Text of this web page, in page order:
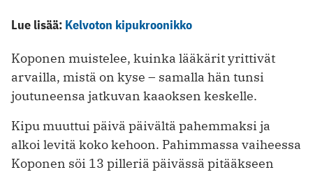
Lue lisää: Kelvoton kipukroonikko
Koponen muistelee, kuinka lääkärit yrittivät
arvailla, mistä on kyse – samalla hän tunsi
joutuneensa jatkuvan kaaoksen keskelle.
Kipu muuttui päivä päivältä pahemmaksi ja
alkoi levitä koko kehoon. Pahimmassa vaiheessa
Koponen söi 13 pilleriä päivässä pitääkseen